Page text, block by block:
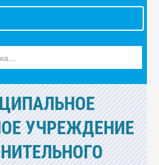
УЧРЕЖДЕНИЕ